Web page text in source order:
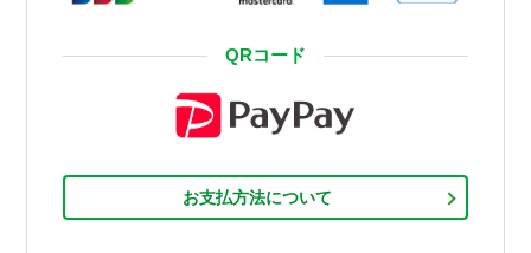
QRコード
お支払方法について